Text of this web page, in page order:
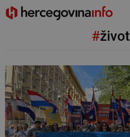
#život